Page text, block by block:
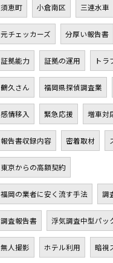
須恵町 小倉南区 三連水車
元チェッカーズ 分厚い報告書
証拠能力 証拠の運用 トラ
鶴久さん 福岡県探偵調査業
感情移入 緊急応援 増車対
報告書収録内容 密着取材
東京からの高額契約
福岡の業者に安く流す手法 調
調査報告書 浮気調査中型パッ
無人撮影 ホテル利用 暗視